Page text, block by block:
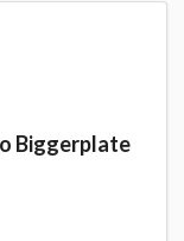
Biggerplate